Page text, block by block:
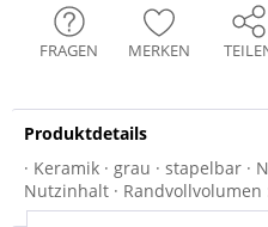
FRAGEN MERKEN
Produktdetails
· Keramik · grau · stapelbar
Nutzinhalt · Randvollvolumen